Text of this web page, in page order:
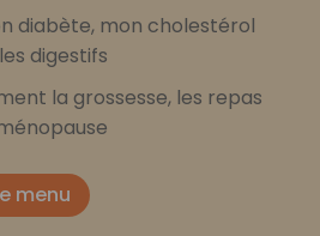
diabète, mon cholestérol
digestifs
la grossesse, les repas
menu